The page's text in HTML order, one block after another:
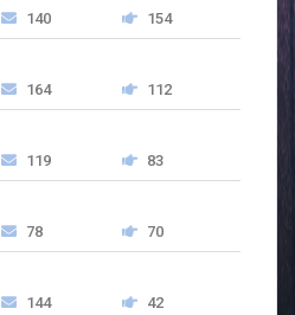
140 154
164 112
119 83
78 70
144 42